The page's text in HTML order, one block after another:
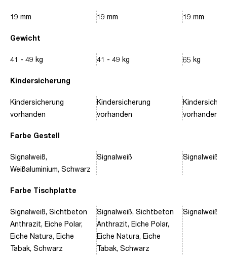
Gewicht
Kindersicherung
Farbe Gestell
Farbe Tischplatte
19 mm
41 - 49 kg
Kindersicherung
vorhanden
Signalweiß,
Weißaluminium, Schwarz
Signalweiß, Sichtbeton
Anthrazit, Eiche Polar,
Eiche Natura, Eiche
Tabak, Schwarz
19 mm
41 - 49 kg
Kindersicherung
vorhanden
Signalweiß
Signalweiß, Sichtbeton
Anthrazit, Eiche Polar,
Eiche Natura, Eiche
Tabak, Schwarz
19 mm
65 kg
vorhanden
Signalweiß,
Signalweiß,